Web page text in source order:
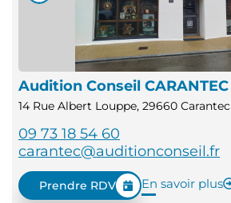
Audition Conseil CARANTEC
14 Rue Albert Louppe, 29660 Carantec
09 73 18 54 60
carantec@auditionconseil.fr
Prendre RDV En savoir plus